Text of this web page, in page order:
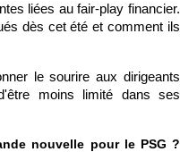
liées au fair-play financier.
dès cet été et comment ils
le sourire aux dirigeants
moins limité dans ses
nouvelle pour le PSG ?